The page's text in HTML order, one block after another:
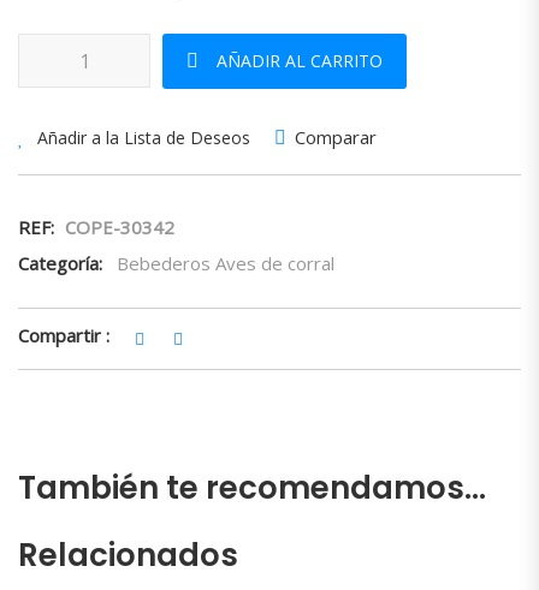
Bebedero Automático Cazoleta Copavi cantidad
AÑADIR AL CARRITO
Añadir a la Lista de Deseos Comparar
REF: COPE-30342
Categoría:
Bebederos Aves de corral
Compartir :
También te recomendamos…
Relacionados